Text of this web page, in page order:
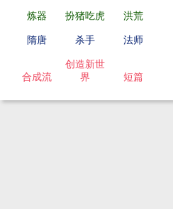
炼器 扮猪吃虎 洪荒
隋唐 杀手 法师
合成流
创造新世
界
短篇